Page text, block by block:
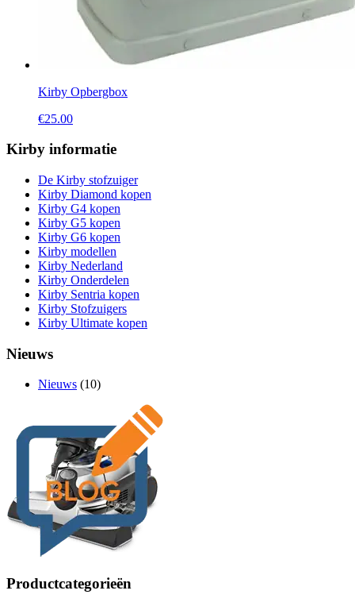
Kirby Opbergbox
€25.00
Kirby informatie
De Kirby stofzuiger
Kirby Diamond kopen
Kirby G4 kopen
Kirby G5 kopen
Kirby G6 kopen
Kirby modellen
Kirby Nederland
Kirby Onderdelen
Kirby Sentria kopen
Kirby Stofzuigers
Kirby Ultimate kopen
Nieuws
Nieuws (10)
Productcategorieën